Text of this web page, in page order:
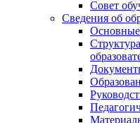
Совет
Сведения об
Основные